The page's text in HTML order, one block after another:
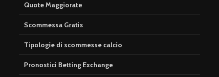
Quote Maggiorate
Scommessa Gratis
Tipologie di scommesse calcio
Pronostici Betting Exchange